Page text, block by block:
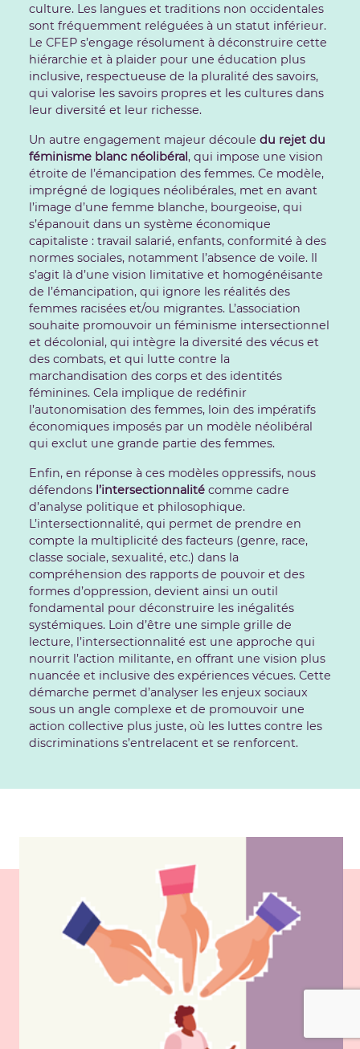
culture. Les langues et traditions non occidentales
sont fréquemment reléguées à un statut inférieur.
Le CFEP s’engage résolument à déconstruire cette
hiérarchie et à plaider pour une éducation plus
inclusive, respectueuse de la pluralité des savoirs,
qui valorise les savoirs propres et les cultures dans
leur diversité et leur richesse.
Un autre engagement majeur découle du rejet du
féminisme blanc néolibéral, qui impose une vision
étroite de l’émancipation des femmes. Ce modèle,
imprégné de logiques néolibérales, met en avant
l’image d’une femme blanche, bourgeoise, qui
s’épanouit dans un système économique
capitaliste : travail salarié, enfants, conformité à des
normes sociales, notamment l’absence de voile. Il
s’agit là d’une vision limitative et homogénéisante
de l’émancipation, qui ignore les réalités des
femmes racisées et/ou migrantes. L’association
souhaite promouvoir un féminisme intersectionnel
et décolonial, qui intègre la diversité des vécus et
des combats, et qui lutte contre la
marchandisation des corps et des identités
féminines. Cela implique de redéfinir
l’autonomisation des femmes, loin des impératifs
économiques imposés par un modèle néolibéral
qui exclut une grande partie des femmes.
Enfin, en réponse à ces modèles oppressifs, nous
défendons l’intersectionnalitécomme cadre
d’analyse politique et philosophique.
L’intersectionnalité, qui permet de prendre en
compte la multiplicité des facteurs (genre, race,
classe sociale, sexualité, etc.) dans la
compréhension des rapports de pouvoir et des
formes d’oppression, devient ainsi un outil
fondamental pour déconstruire les inégalités
systémiques. Loin d’être une simple grille de
lecture, l’intersectionnalité est une approche qui
nourrit l’action militante, en offrant une vision plus
nuancée et inclusive des expériences vécues. Cette
démarche permet d’analyser les enjeux sociaux
sous un angle complexe et de promouvoir une
action collective plus juste, où les luttes contre les
discriminations s’entrelacent et se renforcent.